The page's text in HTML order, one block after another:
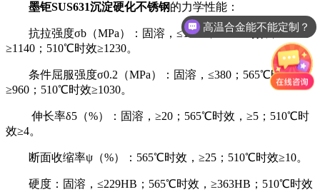
墨钜SUS631沉淀硬化不锈钢的力学性能：
抗拉强度σb（MPa）：固溶，≤1030；565℃时效，
≥1140；510℃时效≥1230。
条件屈服强度σ0.2（MPa）：固溶，≤380；565℃时效，
≥960；510℃时效≥1030。
伸长率δ5（%）：固溶，≥20；565℃时效，≥5；510℃时
效≥4。
断面收缩率ψ（%）：565℃时效，≥25；510℃时效≥10。
硬度：固溶，≤229HB；565℃时效，≥363HB；510℃时效
高温合金能不能定制？
GH4169有没有现货？